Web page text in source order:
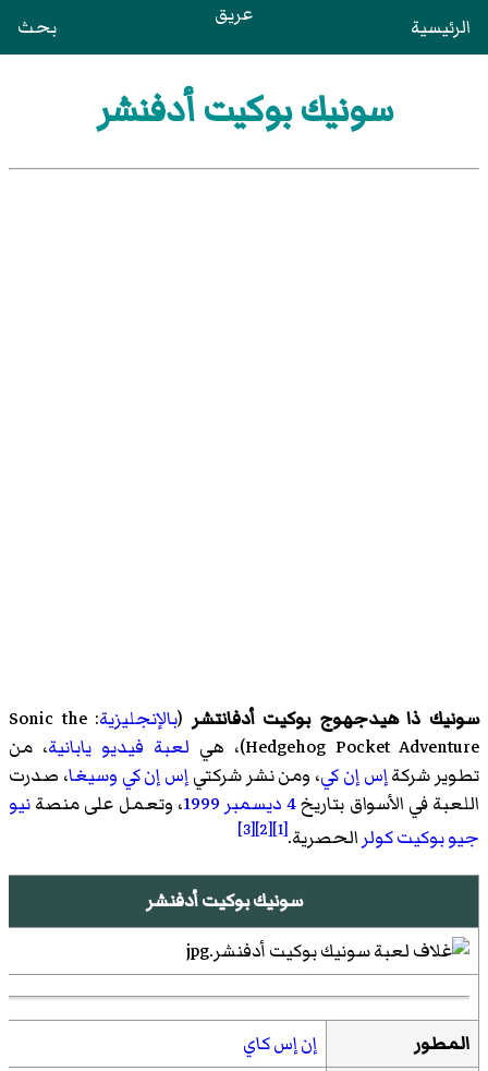
الرئيسية عريق بحث
سونيك بوكيت أدفنشر
سونيك ذا هيدجهوج بوكيت أدفانتشر(بالإنجليزية : Sonic the
Hedgehog Pocket Adventure)، هي
لعبة فيديو يابانية، من
تطوير شركةإس إن كي، ومن نشر شركتيإس إن كي وسيغا، صدرت
اللعبة في الأسواق بتاريخ4 ديسمبر 1999، وتعمل على منصةنيو
جيو بوكيت كولرالحصرية.[1]
[2]
[3]
سونيك بوكيت أدفنشر
المطور
إن إس كاي